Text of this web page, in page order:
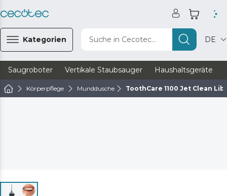
Kategorien Suche in Cecotec... DE
Saugroboter Vertikale Staubsauger Haushaltsgeräte
Körperpflege Munddusche ToothCare 1100 Jet Clean